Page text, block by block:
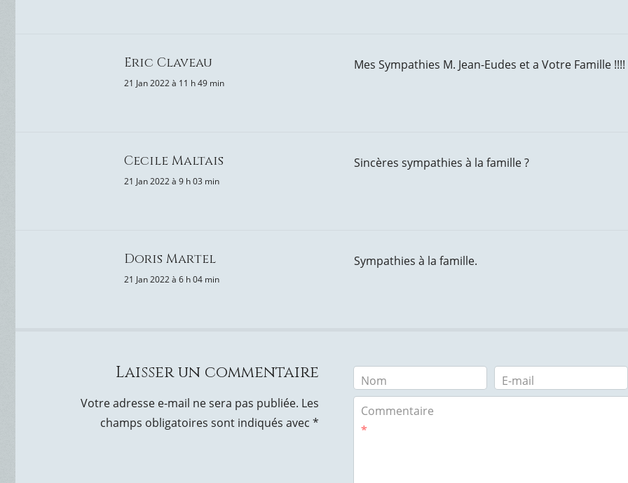
Eric Claveau
21 Jan 2022 à 11 h 49 min
Mes Sympathies M. Jean-Eudes et a Votre Famille !!!!
Cecile Maltais
21 Jan 2022 à 9 h 03 min
Sincères sympathies à la famille ?
Doris Martel
21 Jan 2022 à 6 h 04 min
Sympathies à la famille.
Laisser un commentaire
Votre adresse e-mail ne sera pas publiée. Les
champs obligatoires sont indiqués avec *
Nom
E-mail
Commentaire
*